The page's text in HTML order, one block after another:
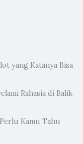
yang Katanya Bisa
Rahasia di Balik
Kamu Tahu